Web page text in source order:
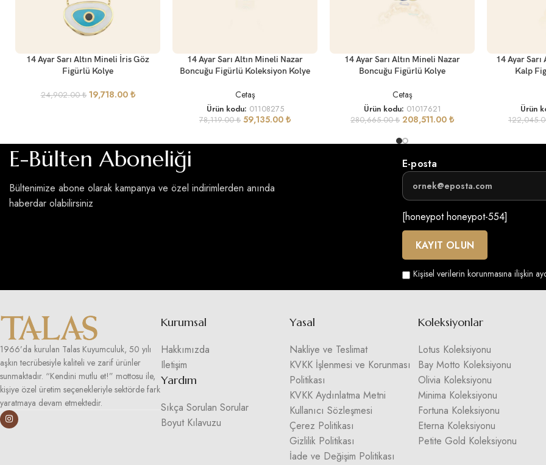
SEÇENEKLER
14 Ayar Sarı Altın Mineli İris Göz
Figürlü Kolye
24,902.00₺ 19,718.00 ₺
SEPETE EKLE
14 Ayar Sarı Altın Mineli Nazar
Boncuğu Figürlü Koleksiyon Kolye
Cetaş
Ürün kodu: 01108275
78,119.00₺ 59,135.00 ₺
SEPETE EKLE
14 Ayar Sarı Altın Mineli Nazar
Boncuğu Figürlü Kolye
Cetaş
Ürün kodu: 01017621
280,665.00₺ 208,511.00 ₺
SEPETE EKLE
14 Ayar
Kalp
Ürün
E-Bülten Aboneliği
Bültenimize abone olarak kampanya ve özel indirimlerden anında
haberdar olabilirsiniz
E-posta
[honeypot honeypot-554]
Kişisel verilerin korunmasına ilişkin
1966’da kurulan Talas Kuyumculuk, 50 yılı
aşkın tecrübesiyle kaliteli ve zarif ürünler
sunmaktadır. “Kendini mutlu et!” mottosu ile,
kişiye özel üretim seçenekleriyle sektörde fark
yaratmaya devam etmektedir.
Kurumsal
Hakkımızda
Iletişim
Yardım
Sıkça Sorulan Sorular
Boyut Kılavuzu
Yasal
Nakliye ve Teslimat
KVKK İşlenmesi ve Korunması
Politikası
KVKK Aydınlatma Metni
Kullanıcı Sözleşmesi
Çerez Politikası
Gizlilik Politikası
İade ve Değişim Politikası
Koleksiyonlar
Lotus Koleksiyonu
Bay Motto Koleksiyonu
Olivia Koleksiyonu
Minima Koleksiyonu
Fortuna Koleksiyonu
Eterna Koleksiyonu
Petite Gold Koleksiyonu